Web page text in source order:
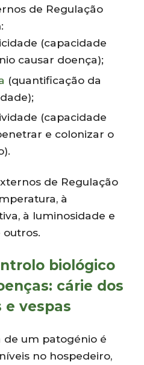
de Regulação
(capacidade
causar doença);
(quantificação da
(capacidade
e colonizar o
de Regulação
à
à luminosidade e
outros.
biológico
cárie dos
e vespas
de um patogénio é
no hospedeiro,